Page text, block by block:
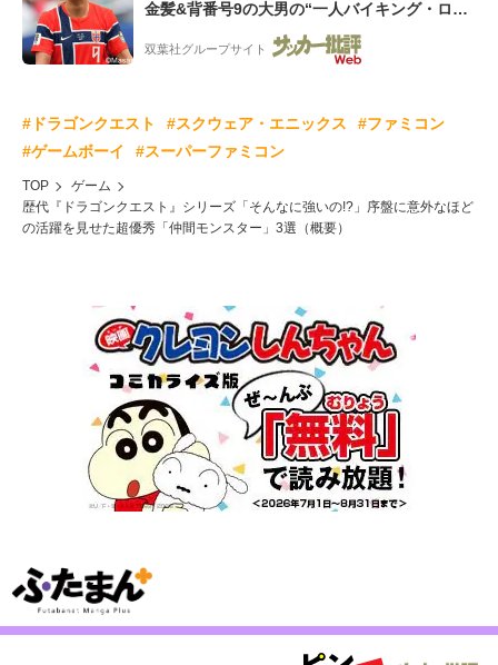
金髪&背番号9の大男の“一人バイキング・ロ
ー”映像が話題!「元気をもらった」
双葉社グループサイト
#ドラゴンクエスト #スクウェア・エニックス
#ファミコン
#ゲームボーイ
#スーパーファミコン
TOP
ゲーム
歴代『ドラゴンクエスト』シリーズ「そんなに強いの!?」序盤に意外なほど
の活躍を見せた超優秀「仲間モンスター」3選（概要）